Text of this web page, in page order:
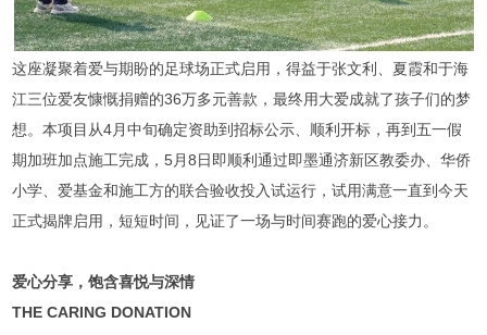
这座凝聚着爱与期盼的足球场正式启用，得益于张文利、夏霞和于海
江三位爱友慷慨捐赠的36万多元善款，最终用大爱成就了孩子们的梦
想。本项目从4月中旬确定资助到招标公示、顺利开标，再到五一假
期加班加点施工完成，5月8日即顺利通过即墨通济新区教委办、华侨
小学、爱基金和施工方的联合验收投入试运行，试用满意一直到今天
正式揭牌启用，短短时间，见证了一场与时间赛跑的爱心接力。
爱心分享，饱含喜悦与深情
THE CARING DONATION